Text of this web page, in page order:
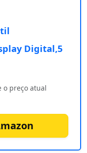
Digital,5
o preço atual